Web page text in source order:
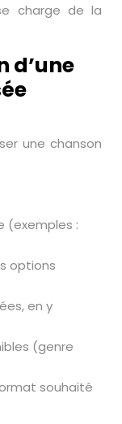
charge de la
d’une
une chanson
(exemples :
options
en y
(genre
souhaité